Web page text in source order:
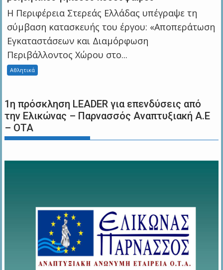
Η Περιφέρεια Στερεάς Ελλάδας υπέγραψε τη
σύμβαση κατασκευής του έργου: «Αποπεράτωση
Εγκαταστάσεων και Διαμόρφωση
Περιβάλλοντος Χώρου στο...
Αθλητικά
1η πρόσκληση LEADER για επενδύσεις από
την Ελικώνας – Παρνασσός Αναπτυξιακή Α.Ε
– ΟΤΑ